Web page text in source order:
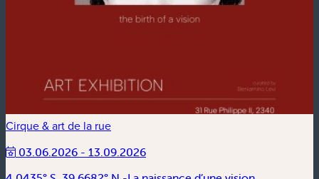
Cirque & art de la rue
03.06.2026 - 13.09.2026